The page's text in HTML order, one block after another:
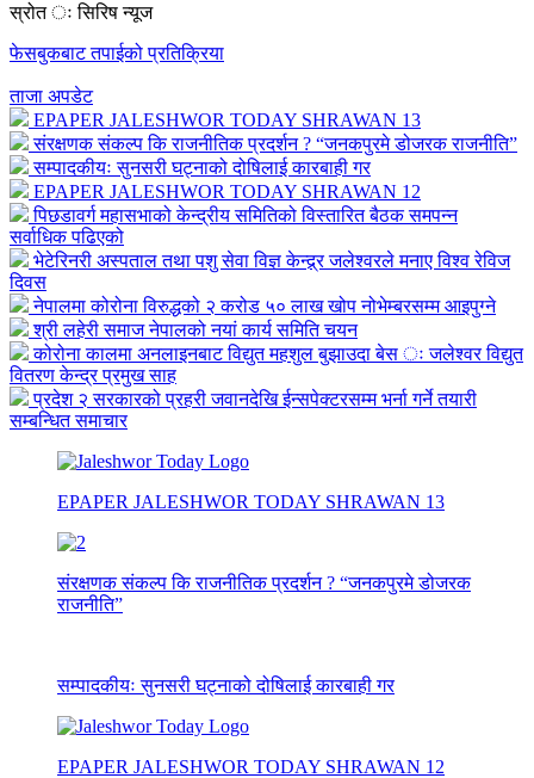
स्रोत ः सिरिष न्यूज
फेसबुकबाट तपाईको प्रतिक्रिया
ताजा अपडेट
EPAPER JALESHWOR TODAY SHRAWAN 13
संरक्षणक संकल्प कि राजनीतिक प्रदर्शन ? “जनकपुरमे डोजरक राजनीति”
सम्पादकीयः सुनसरी घट्नाको दोषिलाई कारबाही गर
EPAPER JALESHWOR TODAY SHRAWAN 12
पिछडावर्ग महासभाको केन्द्रीय समितिको विस्तारित बैठक समपन्न
सर्वाधिक पढिएको
भेटेरिनरी अस्पताल तथा पशु सेवा विज्ञ केन्द्र्र जलेश्वरले मनाए विश्व रेविज
दिवस
नेपालमा कोरोना विरुद्धको २ करोड ५० लाख खोप नोभेम्बरसम्म आइपुग्ने
श्री लहेरी समाज नेपालको नयां कार्य समिति चयन
कोरोना कालमा अनलाइनबाट विद्युत महशुल बुझाउदा बेस ः जलेश्वर विद्युत
वितरण केन्द्र प्रमुख साह
प्रदेश २ सरकारको प्रहरी जवानदेखि ईन्सपेक्टरसम्म भर्ना गर्ने तयारी
सम्बन्धित समाचार
EPAPER JALESHWOR TODAY SHRAWAN 13
संरक्षणक संकल्प कि राजनीतिक प्रदर्शन ? “जनकपुरमे डोजरक
राजनीति”
सम्पादकीयः सुनसरी घट्नाको दोषिलाई कारबाही गर
EPAPER JALESHWOR TODAY SHRAWAN 12